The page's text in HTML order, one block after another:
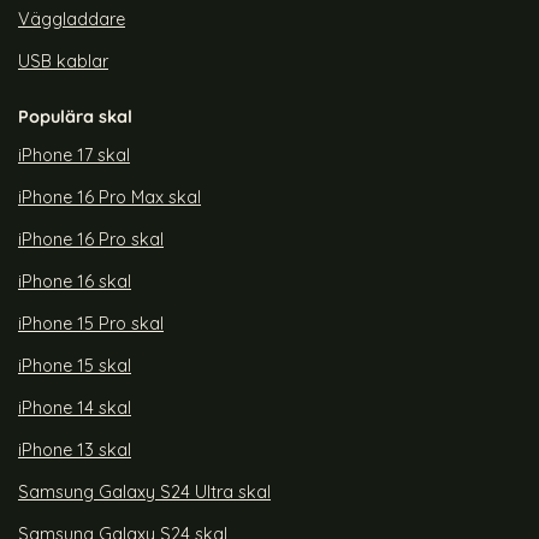
Väggladdare
USB kablar
Populära skal
iPhone 17 skal
iPhone 16 Pro Max skal
iPhone 16 Pro skal
iPhone 16 skal
iPhone 15 Pro skal
iPhone 15 skal
iPhone 14 skal
iPhone 13 skal
Samsung Galaxy S24 Ultra skal
Samsung Galaxy S24 skal